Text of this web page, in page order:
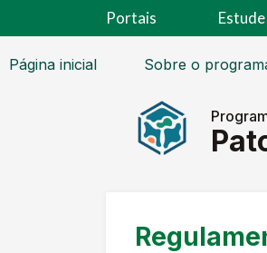
Portais Estude
Página inicial Sobre o